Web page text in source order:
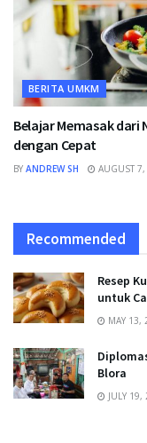
BERITA UMKM
Belajar Memasak dari
dengan Cepat
BY ANDREW SH AUGUST
Recommended
Resep
untuk
MAY 13,
Blora
JULY 19,